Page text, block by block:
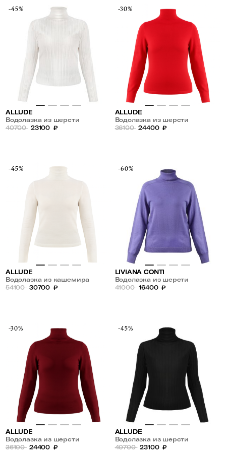
-45%
ALLUDE
Водолазка из шерсти
40700 23100 ₽
-30%
ALLUDE
Водолазка из шерсти
36100 24400 ₽
-45%
ALLUDE
Водолазка из кашемира
54100 30700 ₽
-60%
LIVIANA CONTI
Водолазка из шерсти
41000 16400 ₽
-30%
ALLUDE
Водолазка из шерсти
36100 24400 ₽
-45%
ALLUDE
Водолазка из шерсти
40700 23100 ₽